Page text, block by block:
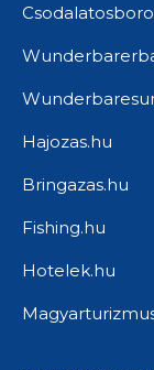
Hajozas.hu
Bringazas.hu
Fishing.hu
Hotelek.hu